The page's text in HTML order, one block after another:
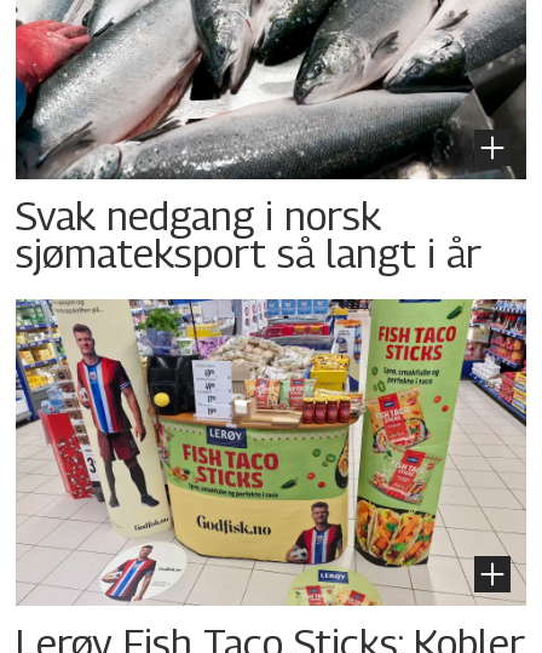
Svak nedgang i norsk
sjømateksport så langt i år
Lerøy Fish Taco Sticks: Kobler